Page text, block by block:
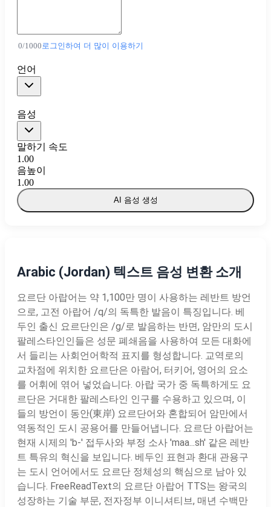
0/1000로그인하여 더 많이 이용하기
언어
음성
말하기 속도
1.00
음높이
1.00
AI 음성 생성
Arabic (Jordan) 텍스트 음성 변환 소개
요르단 아랍어는 약 1,100만 명이 사용하는 레반트 방언
으로, 고전 아랍어 /q/의 독특한 발음이 특징입니다. 베
두인 출신 요르단인은 /g/로 발음하는 반면, 암만의 도시
팔레스타인인들은 성문 폐쇄음을 사용하여 모든 대화에
서 들리는 사회언어학적 표지를 형성합니다. 교역로의
교차점에 위치한 요르단은 아람어, 터키어, 영어의 요소
를 어휘에 엮어 넣었습니다. 아랍 국가 중 독특하게도 요
르단은 거대한 팔레스타인 인구를 수용하고 있으며, 이
들의 방언이 동안(東岸) 요르단어와 혼합되어 암만에서
역동적인 도시 공용어를 만들어냅니다. 요르단 아랍어는
현재 시제의 'b-' 접두사와 부정 소사 'maa...sh' 같은 레반
트 특유의 혁신을 보입니다. 베두인 표현과 환대 관용구
는 도시 언어에서도 요르단 정체성의 핵심으로 남아 있
습니다. FreeReadText의 요르단 아랍어 TTS는 왕국의
성장하는 기술 부문, 전자정부 이니셔티브, 매년 수백만